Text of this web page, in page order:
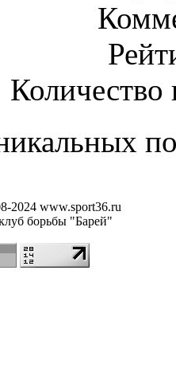
2024 www.sport36.ru
борьбы "Барей"